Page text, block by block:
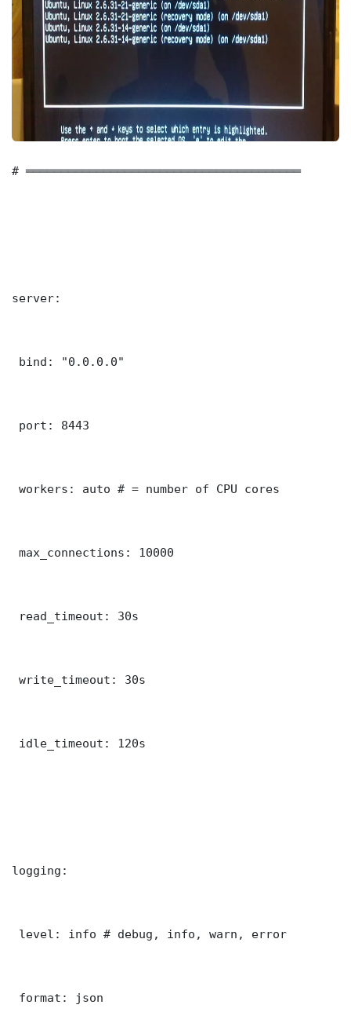
# ═══════════════════════════════════════
server:
bind: "0.0.0.0"
port: 8443
workers: auto # = number of CPU cores
max_connections: 10000
read_timeout: 30s
write_timeout: 30s
idle_timeout: 120s
logging:
level: info # debug, info, warn, error
format: json